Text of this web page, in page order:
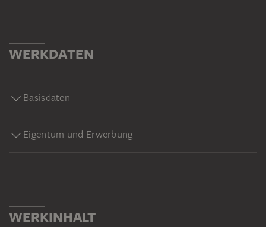
WERKDATEN
Basisdaten
Eigentum und Erwerbung
WERKINHALT